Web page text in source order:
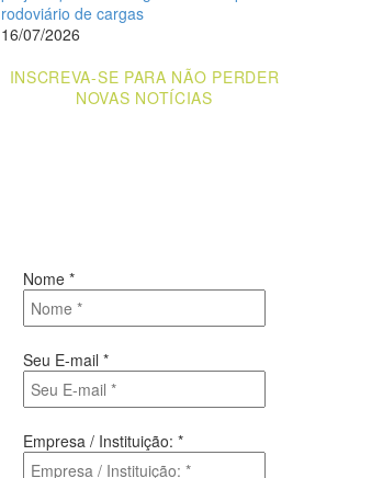
rodoviário de cargas
16/07/2026
INSCREVA-SE PARA NÃO PERDER
NOVAS NOTÍCIAS
Nome *
Seu E-mail *
Empresa / Instituição: *